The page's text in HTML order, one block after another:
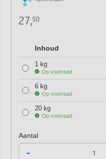
27,50
Inhoud
1 kg
Op voorraad
6 kg
Op voorraad
20 kg
Op voorraad
Aantal
-